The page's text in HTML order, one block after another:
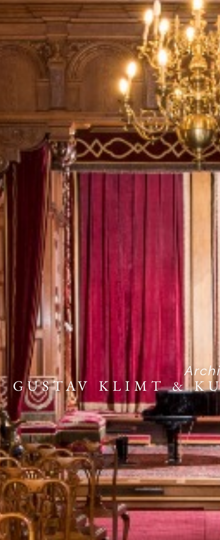
GUSTAV KLIMT &